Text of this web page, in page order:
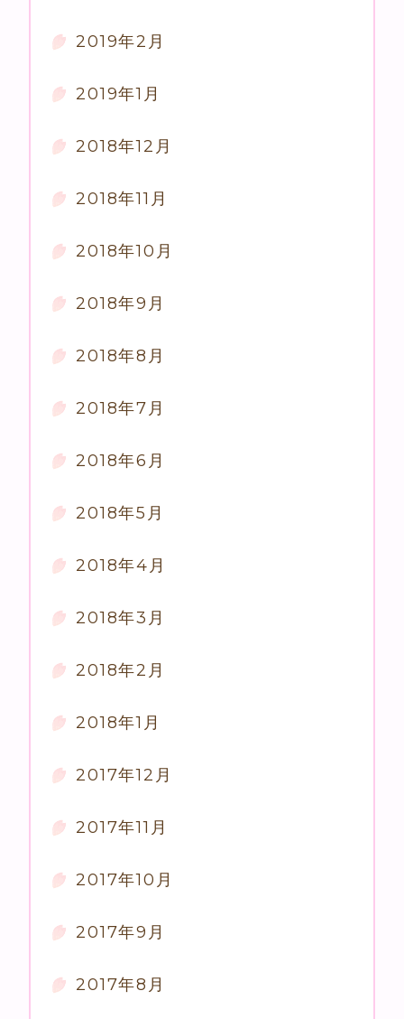
2019年2月
2019年1月
2018年12月
2018年11月
2018年10月
2018年9月
2018年8月
2018年7月
2018年6月
2018年5月
2018年4月
2018年3月
2018年2月
2018年1月
2017年12月
2017年11月
2017年10月
2017年9月
2017年8月